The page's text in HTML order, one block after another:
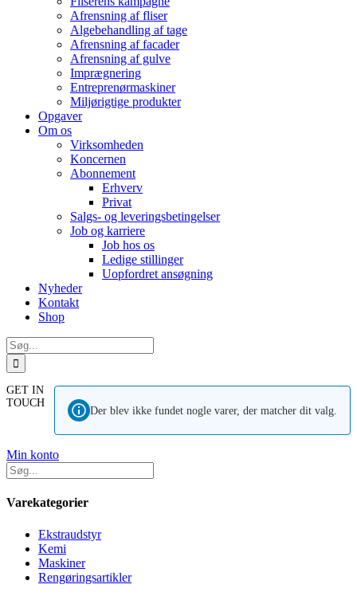
Afrensning af fliser
Algebehandling af tage
Afrensning af facader
Afrensning af gulve
Imprægnering
Entreprenørmaskiner
Miljørigtige produkter
Opgaver
Om os
Virksomheden
Koncernen
Abonnement
Erhverv
Privat
Salgs- og leveringsbetingelser
Job og karriere
Job hos os
Ledige stillinger
Uopfordret ansøgning
Nyheder
Kontakt
Shop
Søg
efter:
Der blev ikke fundet nogle varer, der matcher dit valg.
Min konto
Varekategorier
Ekstraudstyr
Kemi
Maskiner
Rengøringsartikler
GET IN
TOUCH